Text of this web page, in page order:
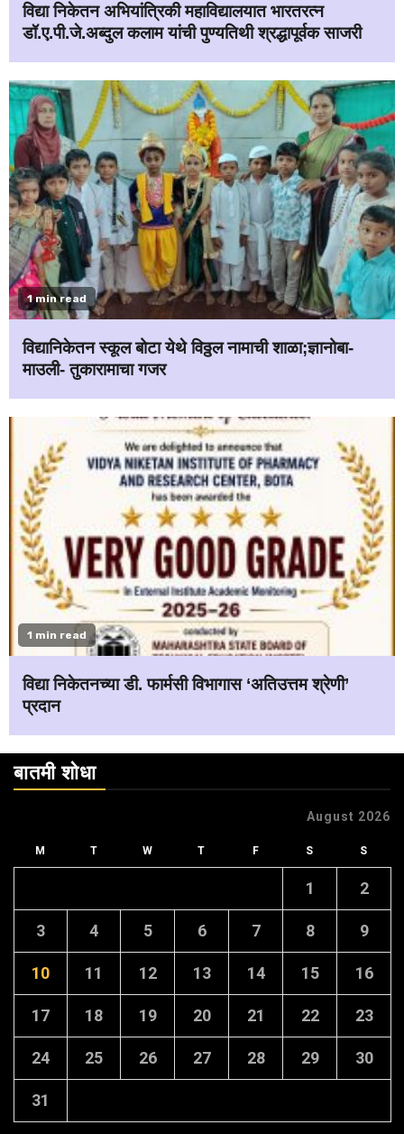
विद्या निकेतन अभियांत्रिकी महाविद्यालयात भारतरत्न
डॉ.ए.पी.जे.अब्दुल कलाम यांची पुण्यतिथी श्रद्धापूर्वक साजरी
1 min read
विद्यानिकेतन स्कूल बोटा येथे विठ्ठल नामाची शाळा;ज्ञानोबा-
माउली- तुकारामाचा गजर
1 min read
विद्या निकेतनच्या डी. फार्मसी विभागास ‘अतिउत्तम श्रेणी’
प्रदान
बातमी शोधा
August 2026
M T W T F S S
1 2
3 4 5 6 7 8 9
10 11 12 13 14 15 16
17 18 19 20 21 22 23
24 25 26 27 28 29 30
31